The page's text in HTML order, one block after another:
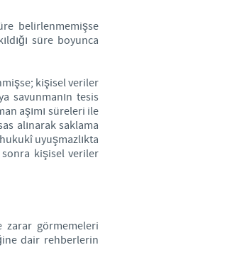
belirlenmemişse
süre boyunca
kişisel veriler
savunmanın tesis
aşımı süreleri ile
alınarak saklama
uyuşmazlıkta
kişisel veriler
zarar görmemeleri
dair rehberlerin